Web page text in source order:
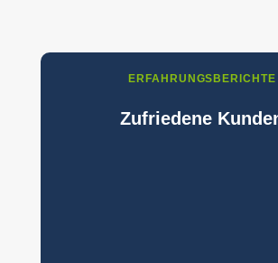
ERFAHRUNGSBERICHTE
Zufriedene